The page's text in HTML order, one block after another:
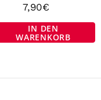
7,90€
IN DEN
WARENKORB